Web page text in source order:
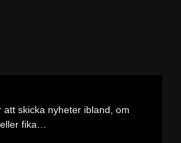
skicka nyheter ibland, om
fika…